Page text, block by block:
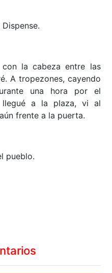
la cabeza entre las
A tropezones, cayendo
una hora por el
llegué a la plaza, vi al
frente a la puerta.
pueblo.